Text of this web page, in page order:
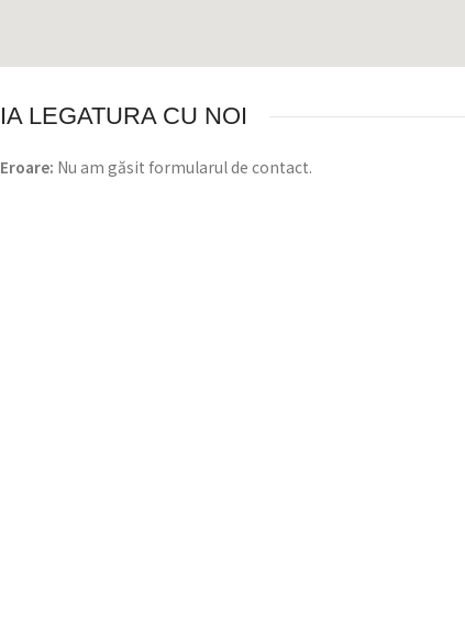
IA LEGATURA CU NOI
Eroare: Nu am găsit formularul de contact.